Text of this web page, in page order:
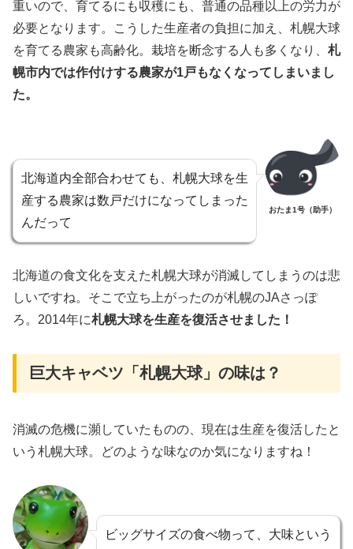
重いので、育てるにも収穫にも、普通の品種以上の労力が
必要となります。こうした生産者の負担に加え、札幌大球
を育てる農家も高齢化。栽培を断念する人も多くなり、 札
幌市内では作付けする農家が1戸もなくなってしまいまし
た。
北海道内全部合わせても、札幌大球を生
産する農家は数戸だけになってしまった
んだって
おたま1号（助手）
北海道の食文化を支えた札幌大球が消滅してしまうのは悲
しいですね。そこで立ち上がったのが札幌のJAさっぽ
ろ。2014年に札幌大球を生産を復活させました！
巨大キャベツ「札幌大球」の味は？
消滅の危機に瀕していたものの、現在は生産を復活したと
いう札幌大球。どのような味なのか気になりますね！
ビッグサイズの食べ物って、大味という